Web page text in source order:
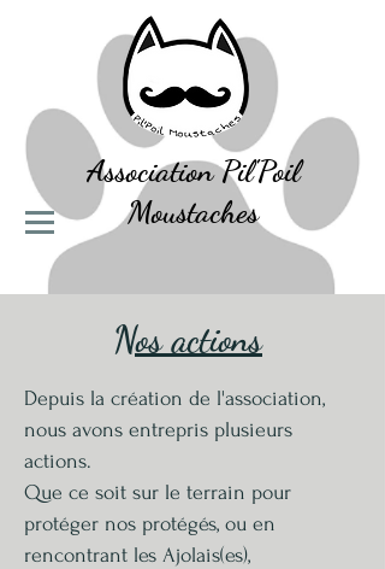
AssociationPil'Poil
Moustaches
Nos actions
Depuis la création de l'association,
nous avons entrepris plusieurs
actions.
Que ce soit sur le terrain pour
protéger nos protégés, ou en
rencontrant les Ajolais(es),